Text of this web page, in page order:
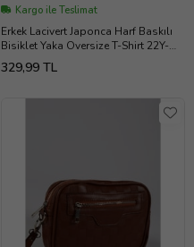
Kargo ile Teslimat
Erkek Lacivert Japonca Harf Baskılı
Bisiklet Yaka Oversize T-Shirt 22Y-
3400762-3
329,99 TL